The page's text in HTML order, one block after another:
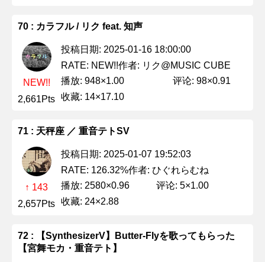
70 : カラフル / リク feat. 知声
NEW!!
2,661Pts
投稿日期: 2025-01-16 18:00:00
RATE: NEW!!作者: リク@MUSIC CUBE
播放: 948×1.00
评论: 98×0.91
收藏: 14×17.10
71 : 天秤座 ／ 重音テトSV
↑ 143
2,657Pts
投稿日期: 2025-01-07 19:52:03
RATE: 126.32%作者: ひぐれらむね
播放: 2580×0.96
评论: 5×1.00
收藏: 24×2.88
72 : 【SynthesizerV】Butter-Flyを歌ってもらった
【宮舞モカ・重音テト】